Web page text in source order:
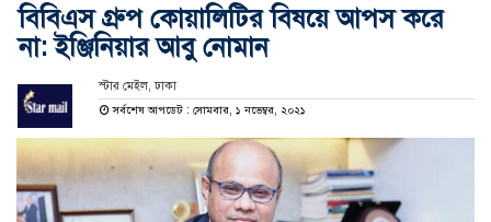
বিবিএস গ্রুপ কোয়ালিটির বিষয়ে আপস করে
না: ইঞ্জিনিয়ার আবু নোমান
স্টার মেইল, ঢাকা
সর্বশেষ আপডেট : সোমবার, ১ নভেম্বর, ২০২১